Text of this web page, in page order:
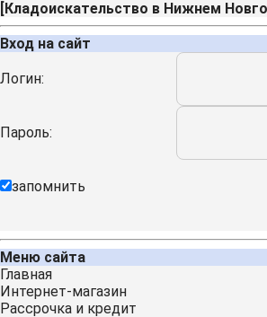
[Кладоискательство в Нижнем
Вход на сайт
Логин:
Пароль:
запомнить
Меню сайта
Главная
Интернет-магазин
Рассрочка и кредит